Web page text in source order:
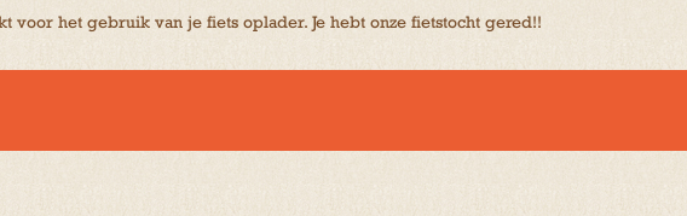
voor het gebruik van je fiets oplader. Je hebt onze fietstocht gered!!